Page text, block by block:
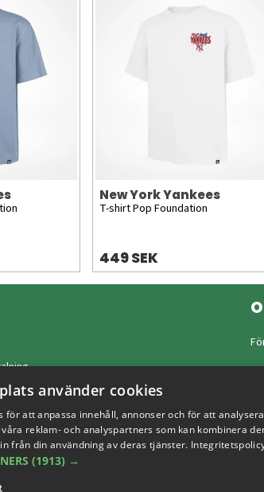
New York Yankees
T-shirt Pop Foundation
449 SEK
använder cookies
för att anpassa innehåll, annonser och för att
reklam- och analyspartners som kan kombinera
från din användning av deras tjänster.
(1913) →